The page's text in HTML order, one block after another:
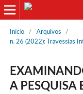
Início / Arquivos
/
n. 26 (2022): Travessias
A PESQUISA